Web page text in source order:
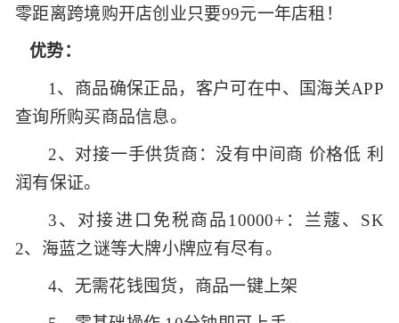
零距离跨境购开店创业只要99元一年店租！
优势：
1 、商品确保正品，客户可在中、国海关APP
查询所购买商品信息。
2、对接一手供货商：没有中间商 价格低 利
润有保证。
3、对接进口免税商品10000+：兰蔻、SK
2、海蓝之谜等大牌小牌应有尽有。
4、无需花钱囤货，商品一键上架